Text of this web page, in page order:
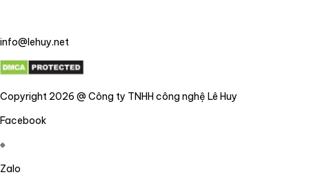
info@lehuy.net
Copyright 2026 @ Công ty TNHH công nghệ Lê Huy
Facebook
Zalo